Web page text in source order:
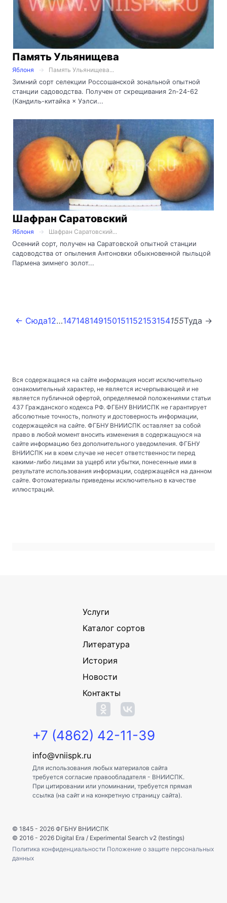
Память Ульянищева
Яблоня
Память Ульянищева...
Зимний сорт селекции Россошанской зональной опытной
станции садоводства. Получен от скрещивания 2n-24-62
(Кандиль-китайка × Уэлси...
Шафран Саратовский
Яблоня
Шафран Саратовский...
Осенний сорт, получен на Саратовской опытной станции
садоводства от опыления Антоновки обыкновенной пыльцой
Пармена зимнего золот...
← Сюда12…147148149150151152153154155Туда →
Вся содержащаяся на сайте информация носит исключительно
ознакомительный характер, не является исчерпывающей и не
является публичной офертой, определяемой положениями статьи
437 Гражданского кодекса РФ. ФГБНУ ВНИИСПК не гарантирует
абсолютные точность, полноту и достоверность информации,
содержащейся на сайте. ФГБНУ ВНИИСПК оставляет за собой
право в любой момент вносить изменения в содержащуюся на
сайте информацию без дополнительного уведомления. ФГБНУ
ВНИИСПК ни в коем случае не несет ответственности перед
какими-либо лицами за ущерб или убытки, понесенные ими в
результате использования информации, содержащейся на данном
сайте. Фотоматериалы приведены исключительно в качестве
иллюстраций.
Услуги
Каталог сортов
Литература
История
Новости
Контакты
+7 (4862) 42-11-39
info@vniispk.ru
Для использования любых материалов сайта
требуется согласие правообладателя - ВНИИСПК.
При цитировании или упоминании, требуется прямая
ссылка (на сайт и на конкретную страницу сайта).
© 1845 - 2026 ФГБНУ ВНИИСПК
© 2016 - 2026 Digital Era / Experimental Search v2 (testings)
Политика конфиденциальности Положение о защите персональных
данных